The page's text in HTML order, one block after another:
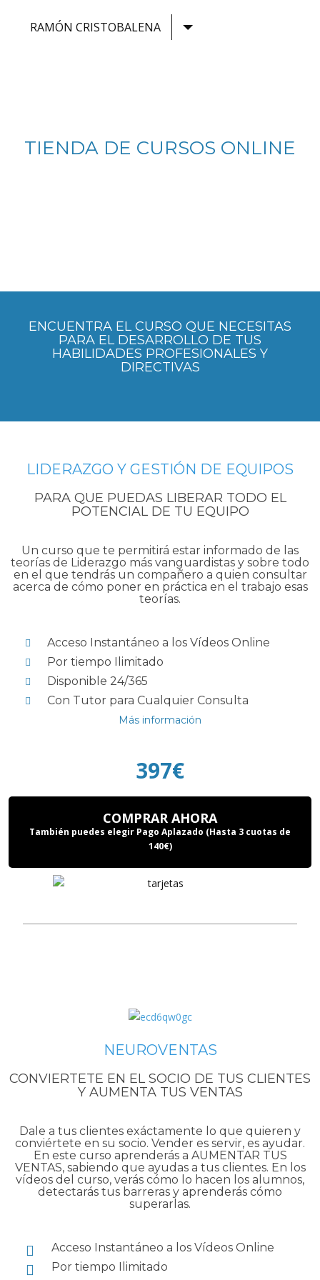
RAMÓN CRISTOBALENA
TIENDA DE CURSOS ONLINE
ENCUENTRA EL CURSO QUE NECESITAS
PARA EL DESARROLLO DE TUS
HABILIDADES PROFESIONALES Y
DIRECTIVAS
LIDERAZGO Y GESTIÓN DE EQUIPOS
PARA QUE PUEDAS LIBERAR TODO EL
POTENCIAL DE TU EQUIPO
Un curso que te permitirá estar informado de las
teorías de Liderazgo más vanguardistas y sobre todo
en el que tendrás un compañero a quien consultar
acerca de cómo poner en práctica en el trabajo esas
teorías.
Acceso Instantáneo a los Vídeos Online
Por tiempo Ilimitado
Disponible 24/365
Con Tutor para Cualquier Consulta
Más información
397€
COMPRAR AHORA
También puedes elegir Pago Aplazado (Hasta 3 cuotas de
140€)
NEUROVENTAS
CONVIERTETE EN EL SOCIO DE TUS CLIENTES
Y AUMENTA TUS VENTAS
Dale a tus clientes exáctamente lo que quieren y
conviértete en su socio. Vender es servir, es ayudar.
En este curso aprenderás a AUMENTAR TUS
VENTAS, sabiendo que ayudas a tus clientes. En los
vídeos del curso, verás cómo lo hacen los alumnos,
detectarás tus barreras y aprenderás cómo
superarlas.
Acceso Instantáneo a los Vídeos Online
Por tiempo Ilimitado